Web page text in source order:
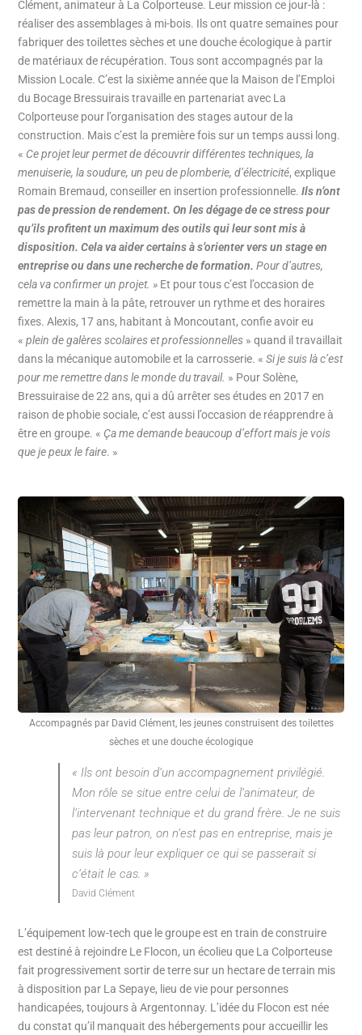
Clément, animateur à La Colporteuse. Leur mission ce jour-là :
réaliser des assemblages à mi-bois. Ils ont quatre semaines pour
fabriquer des toilettes sèches et une douche écologique à partir
de matériaux de récupération. Tous sont accompagnés par la
Mission Locale. C’est la sixième année que la Maison de l’Emploi
du Bocage Bressuirais travaille en partenariat avec La
Colporteuse pour l’organisation des stages autour de la
construction. Mais c’est la première fois sur un temps aussi long.
« Ce projet leur permet de découvrir différentes techniques, la
menuiserie, la soudure, un peu de plomberie, d’électricité, explique
Romain Bremaud, conseiller en insertion professionnelle.Ils n’ont
pas de pression de rendement. On les dégage de ce stress pour
qu’ils profitent un maximum des outils qui leur sont mis à
disposition. Cela va aider certains à s’orienter vers un stage en
entreprise ou dans une recherche de formation.Pour d’autres,
cela va confirmer un projet. » Et pour tous c’est l’occasion de
remettre la main à la pâte, retrouver un rythme et des horaires
fixes. Alexis, 17 ans, habitant à Moncoutant, confie avoir eu
«plein de galères scolaires et professionnelles » quand il travaillait
dans la mécanique automobile et la carrosserie. «Si je suis là c’est
pour me remettre dans le monde du travail. » Pour Solène,
Bressuiraise de 22 ans, qui a dû arrêter ses études en 2017 en
raison de phobie sociale, c’est aussi l’occasion de réapprendre à
être en groupe. « Ça me demande beaucoup d’effort mais je vois
que je peux le faire. »
Accompagnés par David Clément, les jeunes construisent des toilettes
sèches et une douche écologique
« Ils ont besoin d’un accompagnement privilégié.
Mon rôle se situe entre celui de l’animateur, de
l’intervenant technique et du grand frère. Je ne suis
pas leur patron, on n’est pas en entreprise, mais je
suis là pour leur expliquer ce qui se passerait si
c’était le cas. »
David Clément
L’équipement low-tech que le groupe est en train de construire
est destiné à rejoindre Le Flocon, un écolieu que La Colporteuse
fait progressivement sortir de terre sur un hectare de terrain mis
à disposition par La Sepaye, lieu de vie pour personnes
handicapées, toujours à Argentonnay. L’idée du Flocon est née
du constat qu’il manquait des hébergements pour accueillir les